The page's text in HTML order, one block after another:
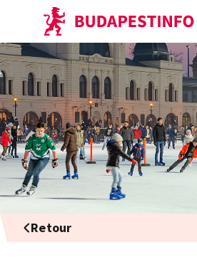
Retour